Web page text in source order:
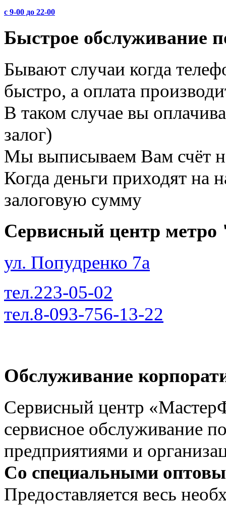
с 9-00 до 22-00
Быстрое обслуживание
Бывают случаи когда
быстро, а оплата
В таком случае вы
залог)
Мы выписываем Вам счёт
Когда деньги приходят на
залоговую сумму
Сервисный центр
ул. Попудренко 7а
тел.223-05-02
тел.8-093-756-13-22
Обслуживание
Сервисный центр
сервисное обслуживание
предприятиями и
Со специальными
Предоставляется весь